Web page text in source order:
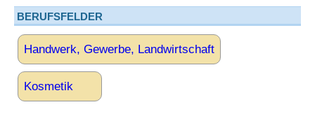
BERUFSFELDER
Handwerk, Gewerbe, Landwirtschaft
Kosmetik